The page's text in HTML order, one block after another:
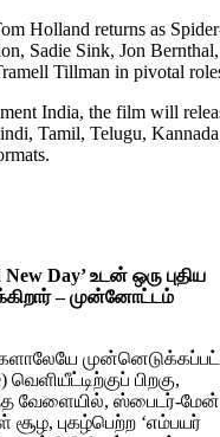
Holland returns as
Sadie Sink, Jon Bernthal,
Tillman in pivotal
India, the film will
Tamil, Telugu,
Day’ உடன் ஒரு புதிய
– முன்னோட்டம்
பிறகு,
வேளையில், ஸ்பைடர்-மேன்
புகழ்பெற்ற ‘எம்பயர்